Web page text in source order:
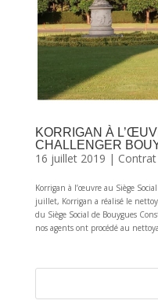
KORRIGAN À
CHALLENGER
16 juillet 2019 | Contrat
Korrigan à l’œuvre au Siège
juillet, Korrigan a réalisé le
du Siège Social de Bouygues
nos agents ont procédé au